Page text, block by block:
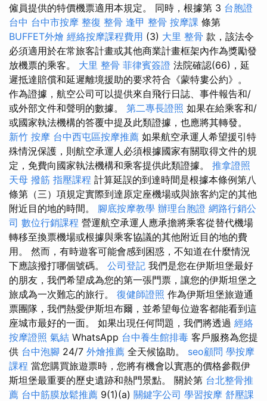
僱員提供的特價機票適用本規定。 同時，根據第 3 台胞證
台中 台中市按摩 整復 整骨 逢甲 整骨 按摩課 條第
BUFFET外燴 經絡按摩課程費用 (3) 大里 整骨 款，該法令
必須適用於在常旅客計畫或其他商業計畫框架內作為獎勵發
放機票的乘客。 大里 整骨 菲律賓簽證 法院確認(66)，延
遲抵達賠償和延遲離境援助的要求符合《蒙特婁公約》。
作為證據，航空公司可以提供來自飛行日誌、事件報告和/
或外部文件和聲明的數據。 第二專長證照 如果在給乘客和/
或國家執法機構的答覆中提及此類證據，也應將其轉發。
新竹 按摩 台中西屯區按摩推薦 如果航空承運人希望援引特
殊情況保護，則航空承運人必須根據國家有關取得文件的規
定，免費向國家執法機構和乘客提供此類證據。 推拿證照
天母 撥筋 指壓課程 計算延誤的到達時間是根據本條例第八
條第（三）項規定實際到達原定座機場或與旅客約定的其他
附近目的地的時間。 腳底按摩教學 辦理台胞證 網路行銷公
司 數位行銷課程 營運航空承運人應承擔將乘客從替代機場
轉移至換票機場或根據與乘客協議的其他附近目的地的費
用。 然而，有時遊客可能會感到困惑，不知道在什麼情況
下應該撥打哪個號碼。 公司登記 我們是您在伊斯坦堡最好
的朋友，我們希望成為您的第一張門票，讓您的伊斯坦堡之
旅成為一次難忘的旅行。 復健師證照 作為伊斯坦堡旅遊通
票團隊，我們熱愛伊斯坦布爾，並希望每位遊客都能看到這
座城市最好的一面。 如果出現任何問題，我們將透過 經絡
按摩證照 氣結 WhatsApp 台中養生館排毒 客戶服務為您提
供 台中泡腳 24/7 外燴推薦 全天候協助。 seo顧問 學按摩
課程 當您購買旅遊票時，您將有機會以實惠的價格參觀伊
斯坦堡最重要的歷史遺跡和熱門景點。 關於第 台北整骨推
薦 台中筋膜放鬆推薦 9(1)(a) 關鍵字公司 學習按摩 舒壓課